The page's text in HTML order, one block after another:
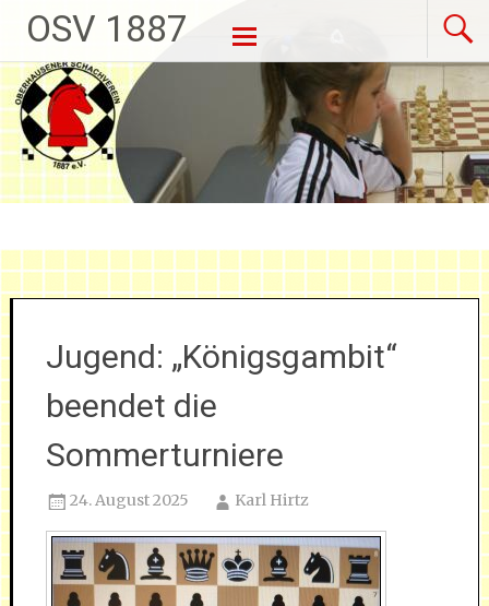
OSV 1887
Weiter zum Inhalt
Jugend: „Königsgambit“
beendet die
Sommerturniere
24. August 2025 Karl Hirtz